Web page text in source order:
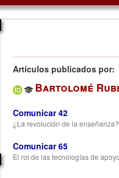
Artículos publicados por:
Bartolomé
Comunicar 42
¿La revolución de la
Comunicar 65
El rol de las tecnologías de